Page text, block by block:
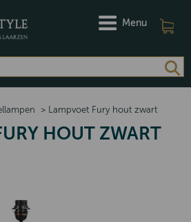
Menu
> Lampvoet Fury hout zwart
HOUT ZWART